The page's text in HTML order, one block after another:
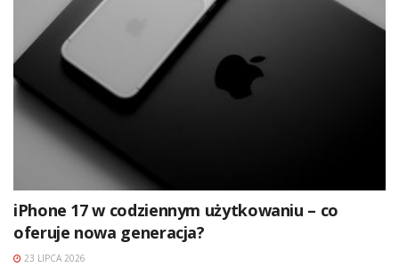
iPhone 17 w codziennym użytkowaniu – co
oferuje nowa generacja?
23 LIPCA 2026